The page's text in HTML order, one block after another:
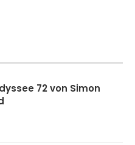
72 von Simon